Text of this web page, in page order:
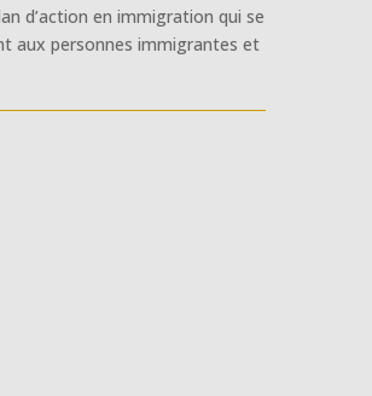
d’action en immigration qui se
aux personnes immigrantes et